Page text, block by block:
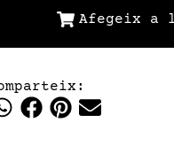
Afegeix a